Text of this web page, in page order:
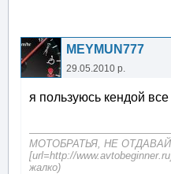
MEYMUN777
29.05.2010 р.
я пользуюсь кендой все
МОТОБРАТЬЯ, НЕ
[url=http://
жалко)